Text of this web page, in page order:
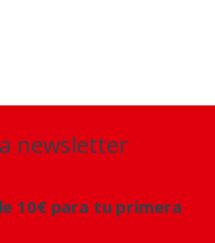
newsletter
10€ para tu primera